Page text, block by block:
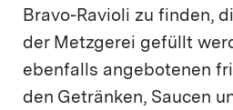
Bravo-Ravioli zu finden,
der Metzgerei gefüllt
ebenfalls angebotenen
den Getränken, Saucen